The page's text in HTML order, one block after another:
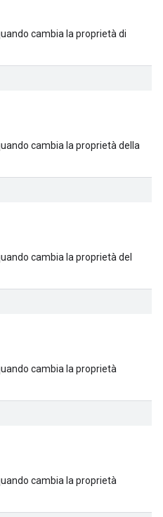
cambia la proprietà di
cambia la proprietà della
cambia la proprietà del
cambia la proprietà
cambia la proprietà